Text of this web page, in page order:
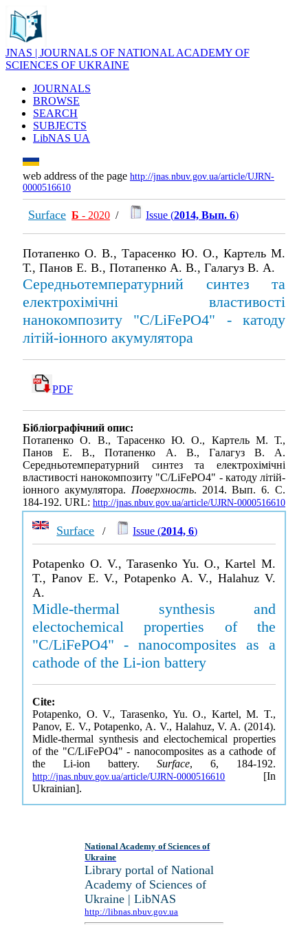
JNAS | JOURNALS OF NATIONAL ACADEMY OF
SCIENCES OF UKRAINE
JOURNALS
BROWSE
SEARCH
SUBJECTS
LibNAS UA
web address of the page http://jnas.nbuv.gov.ua/article/UJRN-
0000516610
Surface Б - 2020 / Issue (2014, Вып. 6)
Потапенко О. В., Тарасенко Ю. О., Картель М.
Т., Панов Е. В., Потапенко А. В., Галагуз В. А.
Середньотемпературний синтез та
електрохімічні властивості
нанокомпозиту "C/LiFePO4" - катоду
літій-іонного акумулятора
PDF
Бібліографічний опис:
Потапенко О. В., Тарасенко Ю. О., Картель М. Т.,
Панов Е. В., Потапенко А. В., Галагуз В. А.
Середньотемпературний синтез та електрохімічні
властивості нанокомпозиту "C/LiFePO4" - катоду літій-
іонного акумулятора. Поверхность. 2014. Вып. 6. С.
184-192. URL: http://jnas.nbuv.gov.ua/article/UJRN-0000516610
Surface / Issue (2014, 6)
Potapenko O. V., Tarasenko Yu. O., Kartel M.
T., Panov E. V., Potapenko A. V., Halahuz V.
A.
Midle-thermal synthesis and
electochemical properties of the
"C/LiFePO4" - nanocomposites as a
cathode of the Li-ion battery
Cite:
Potapenko, O. V., Tarasenko, Yu. O., Kartel, M. T.,
Panov, E. V., Potapenko, A. V., Halahuz, V. A. (2014).
Midle-thermal synthesis and electochemical properties
of the "C/LiFePO4" - nanocomposites as a cathode of
the Li-ion battery.Surface, 6, 184-192.
http://jnas.nbuv.gov.ua/article/UJRN-0000516610 [In
Ukrainian].
National Academy of Sciences of
Ukraine
Library portal of National
Academy of Sciences of
Ukraine | LibNAS
http://libnas.nbuv.gov.ua